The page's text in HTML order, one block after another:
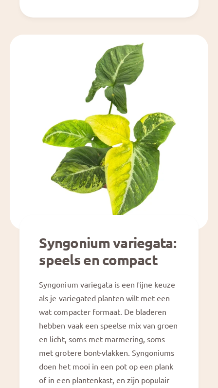
Syngonium variegata:
speels en compact
Syngonium variegata is een fijne keuze
als je variegated planten wilt met een
wat compacter formaat. De bladeren
hebben vaak een speelse mix van groen
en licht, soms met marmering, soms
met grotere bont-vlakken. Syngoniums
doen het mooi in een pot op een plank
of in een plantenkast, en zijn populair